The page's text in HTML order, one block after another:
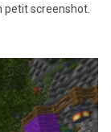
petit screenshot.